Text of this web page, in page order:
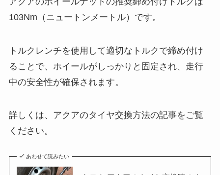
103Nm（ニュートンメートル）です。
トルクレンチを使用して適切なトルクで締め付け
ることで、ホイールがしっかりと固定され、走行
中の安全性が確保されます。
詳しくは、アクアのタイヤ交換方法の記事をご覧
ください。
あわせて読みたい